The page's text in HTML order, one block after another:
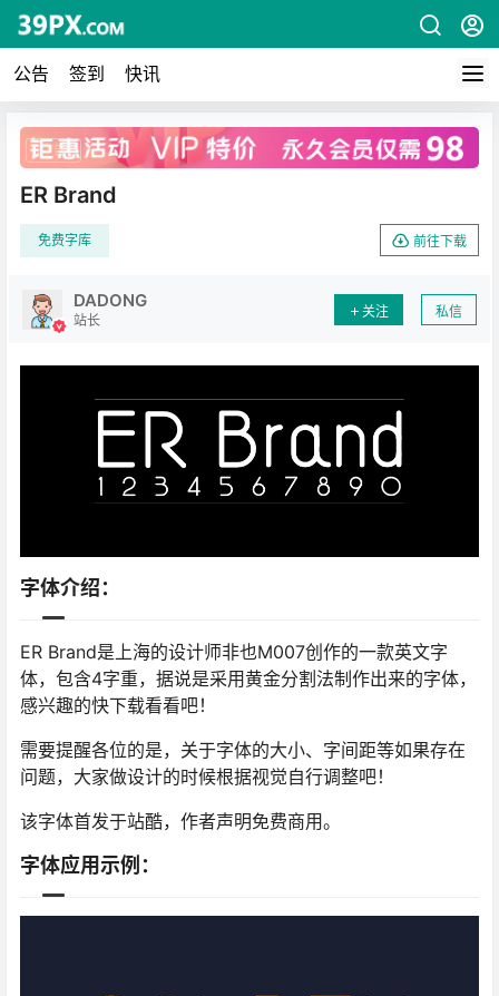
公告 签到 快讯
广告
ER Brand
免费字库 前往下载
DADONG
站长
关注 私信
字体介绍：
ER Brand是上海的设计师非也M007创作的一款英文字
体，包含4字重，据说是采用黄金分割法制作出来的字体，
感兴趣的快下载看看吧！
需要提醒各位的是，关于字体的大小、字间距等如果存在
问题，大家做设计的时候根据视觉自行调整吧！
该字体首发于站酷，作者声明免费商用。
字体应用示例：